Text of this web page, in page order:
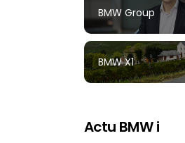
BMW Group
BMW X1
Actu BMW i